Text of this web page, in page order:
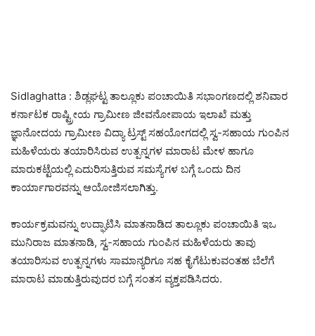
Sidlaghatta : ಶಿಡ್ಲಘಟ್ಟ ತಾಲ್ಲೂಕು ಪಂಚಾಯಿತಿ ಸಭಾಂಗಣದಲ್ಲಿ ಶನಿವಾರ
ಕರ್ನಾಟಕ ರಾಷ್ಟ್ರೀಯ ಗ್ರಾಮೀಣ ಜೀವನೋಪಾಯ ಇಲಾಖೆ ಮತ್ತು
ಜ್ಞಾನೋದಯ ಗ್ರಾಮೀಣ ವಿದ್ಯಾ ಟ್ರಸ್ಟ್ ಸಹಯೋಗದಲ್ಲಿ ಸ್ವ-ಸಹಾಯ ಗುಂಪಿನ
ಮಹಿಳೆಯರು ತಯಾರಿಸಿರುವ ಉತ್ಪನ್ನಗಳ ಮಾರಾಟ ಮೇಳ ಹಾಗೂ
ಮಾರುಕಟ್ಟೆಯಲ್ಲಿ ಎದುರಿಸುತ್ತಿರುವ ಸಮಸ್ಯೆಗಳ ಬಗ್ಗೆ ಒಂದು ದಿನ
ಕಾರ್ಯಾಗಾರವನ್ನು ಆಯೋಜಿಸಲಾಗಿತ್ತು.
ಕಾರ್ಯಕ್ರಮವನ್ನು ಉದ್ಘಾಟಿಸಿ ಮಾತನಾಡಿದ ತಾಲ್ಲೂಕು ಪಂಚಾಯಿತಿ ಇಒ
ಮುನಿರಾಜ ಮಾತನಾಡಿ, ಸ್ವ-ಸಹಾಯ ಗುಂಪಿನ ಮಹಿಳೆಯರು ತಾವು
ತಯಾರಿಸುವ ಉತ್ಪನ್ನಗಳು ಸಾಮಾನ್ಯರಿಗೂ ಸಹ ಕೈಗೆಟುಕುವಂತಹ ಬೆಲೆಗೆ
ಮಾರಾಟ ಮಾಡುತ್ತಿರುವುದರ ಬಗ್ಗೆ ಸಂತಸ ವ್ಯಕ್ತಪಡಿಸಿದರು.